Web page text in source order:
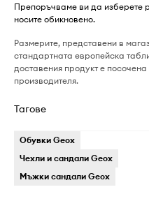
Препоръчваме ви да изберете
носите обикновено.
Размерите, представени в
стандартната европейска
доставения продукт е
производителя.
Тагове
Обувки Geox
Чехли и сандали Geox
Мъжки сандали Geox